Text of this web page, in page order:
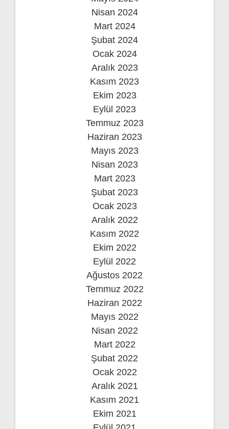
Nisan 2024
Mart 2024
Şubat 2024
Ocak 2024
Aralık 2023
Kasım 2023
Ekim 2023
Eylül 2023
Temmuz 2023
Haziran 2023
Mayıs 2023
Nisan 2023
Mart 2023
Şubat 2023
Ocak 2023
Aralık 2022
Kasım 2022
Ekim 2022
Eylül 2022
Ağustos 2022
Temmuz 2022
Haziran 2022
Mayıs 2022
Nisan 2022
Mart 2022
Şubat 2022
Ocak 2022
Aralık 2021
Kasım 2021
Ekim 2021